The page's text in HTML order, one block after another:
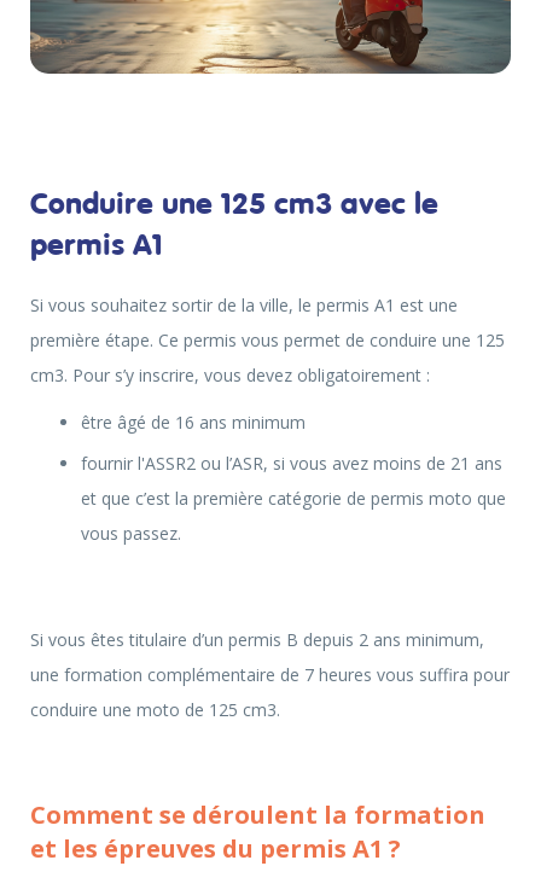
Conduire une 125 cm3 avec le
permis A1
Si vous souhaitez sortir de la ville, le permis A1 est une
première étape. Ce permis vous permet de conduire une 125
cm3. Pour s’y inscrire, vous devez obligatoirement :
être âgé de 16 ans minimum
fournir l'ASSR2 ou l’ASR, si vous avez moins de 21 ans
et que c’est la première catégorie de permis moto que
vous passez.
Si vous êtes titulaire d’un permis B depuis 2 ans minimum,
une formation complémentaire de 7 heures vous suffira pour
conduire une moto de 125 cm3.
Comment se déroulent la formation
et les épreuves du permis A1 ?